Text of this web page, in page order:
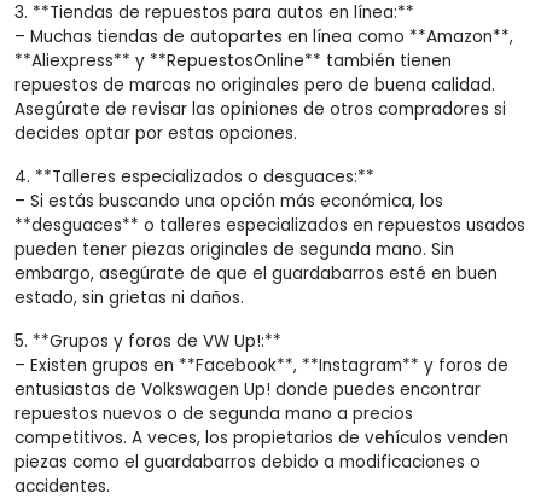
3. **Tiendas de repuestos para autos en línea:**
– Muchas tiendas de autopartes en línea como **Amazon**,
**Aliexpress** y **RepuestosOnline** también tienen
repuestos de marcas no originales pero de buena calidad.
Asegúrate de revisar las opiniones de otros compradores si
decides optar por estas opciones.
4. **Talleres especializados o desguaces:**
– Si estás buscando una opción más económica, los
**desguaces** o talleres especializados en repuestos usados
pueden tener piezas originales de segunda mano. Sin
embargo, asegúrate de que el guardabarros esté en buen
estado, sin grietas ni daños.
5. **Grupos y foros de VW Up!:**
– Existen grupos en **Facebook**, **Instagram** y foros de
entusiastas de Volkswagen Up! donde puedes encontrar
repuestos nuevos o de segunda mano a precios
competitivos. A veces, los propietarios de vehículos venden
piezas como el guardabarros debido a modificaciones o
accidentes.